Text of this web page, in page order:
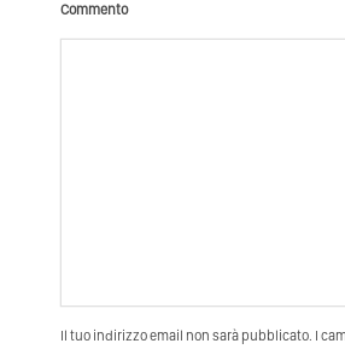
Commento
Il tuo indirizzo email non sarà pubblicato. I